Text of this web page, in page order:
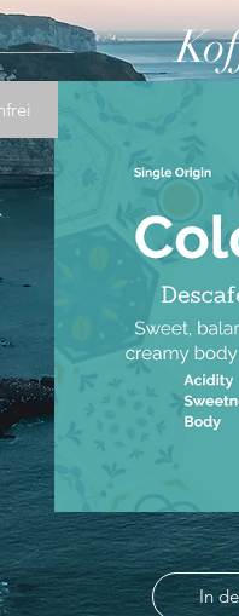
Es gibt keine
In